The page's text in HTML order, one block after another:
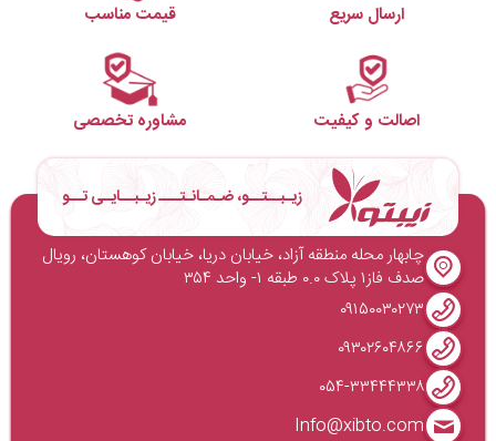
ارسال سریع قیمت مناسب
اصالت و کیفیت مشاوره تخصصی
زیـبــتــو، ضـمـانـتـــ زیـبــایـی تــو
چابهار محله منطقه آزاد، خیابان دریا، خیابان کوهستان، رویال
صدف فاز۱ پلاک ۰.۰ طبقه ۱- واحد ۳۵۴
۰۹۱۵۰۰۳۰۲۷۳
۰۹۳۰۲۶۰۴۸۶۶
۰۵۴-۳۳۴۴۴۳۳۸
Info@xibto.com